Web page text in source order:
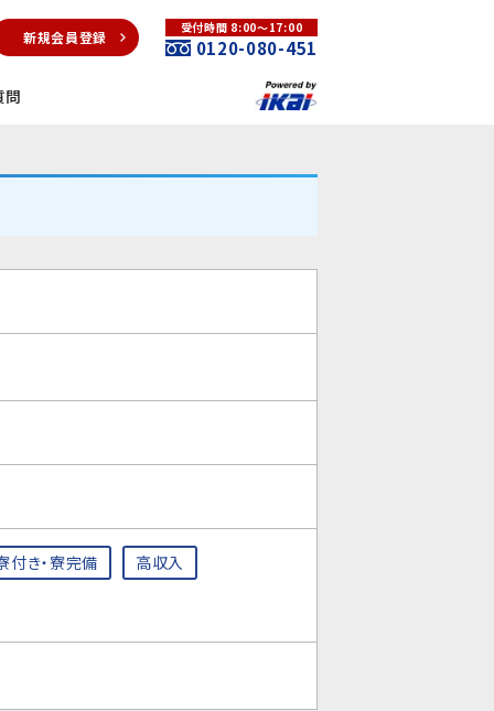
新規会員登録
受付時間 8:00～17:00
0120-080-451
問
付き・寮完備 高収入